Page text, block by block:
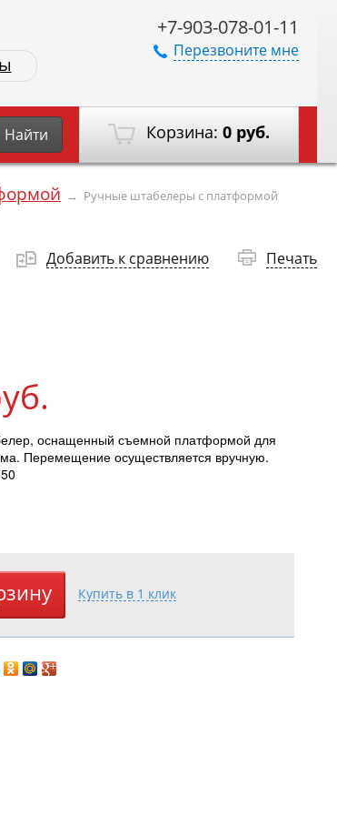
+7-903-078-01-11
Перезвоните мне
Корзина: 0 руб.
Найти
→ Ручные штабелеры с платформой
Добавить к сравнению Печать
оснащенный съемной платформой для
Перемещение осуществляется вручную.